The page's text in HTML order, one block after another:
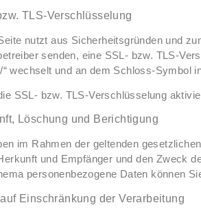
TLS-Verschlüsselung
nutzt aus Sicherheitsgründen und
senden, eine SSL- bzw. TLS-
“ wechselt und an dem Schloss-Symbol
SSL- bzw. TLS-Verschlüsselung
Löschung und Berichtigung
im Rahmen der geltenden
und Empfänger und den Zweck
personenbezogene Daten können
Einschränkung der Verarbeitung